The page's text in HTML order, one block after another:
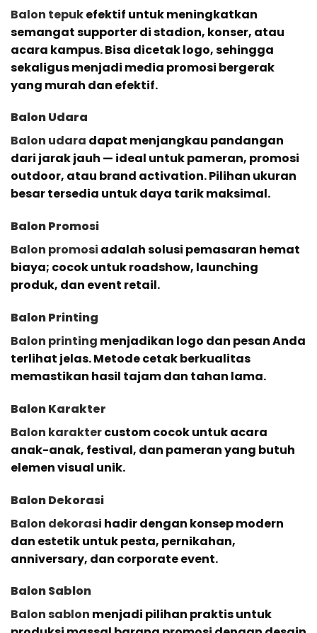
Balon tepukefektif untuk meningkatkan
semangat supporter di stadion, konser, atau
acara kampus. Bisa dicetak logo, sehingga
sekaligus menjadi media promosi bergerak
yang murah dan efektif.
Balon Udara
Balon udara dapat menjangkau pandangan
dari jarak jauh — ideal untuk pameran, promosi
outdoor, atau brand activation. Pilihan ukuran
besar tersedia untuk daya tarik maksimal.
Balon Promosi
Balon promosi adalah solusi pemasaran hemat
biaya; cocok untuk roadshow, launching
produk, dan event retail.
Balon Printing
Balon printing menjadikan logo dan pesan Anda
terlihat jelas. Metode cetak berkualitas
memastikan hasil tajam dan tahan lama.
Balon Karakter
Balon karaktercustom cocok untuk acara
anak-anak, festival, dan pameran yang butuh
elemen visual unik.
Balon Dekorasi
Balon dekorasi hadir dengan konsep modern
dan estetik untuk pesta, pernikahan,
anniversary, dan corporate event.
Balon Sablon
Balon sablon menjadi pilihan praktis untuk